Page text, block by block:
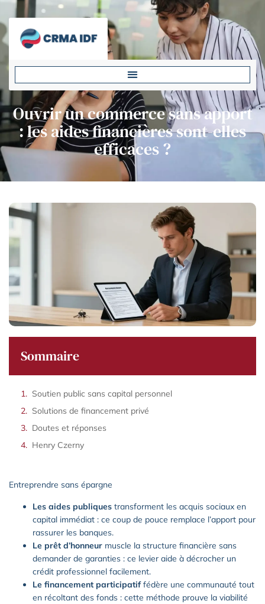
Ouvrir un commerce sans apport
: les aides financières sont-elles
efficaces ?
Sommaire
Soutien public sans capital personnel
Solutions de financement privé
Doutes et réponses
Henry Czerny
Entreprendre sans épargne
Les aides publiques transforment les acquis sociaux en
capital immédiat : ce coup de pouce remplace l’apport pour
rassurer les banques.
Le prêt d’honneur muscle la structure financière sans
demander de garanties : ce levier aide à décrocher un
crédit professionnel facilement.
Le financement participatiffédère une communauté tout
en récoltant des fonds : cette méthode prouve la viabilité